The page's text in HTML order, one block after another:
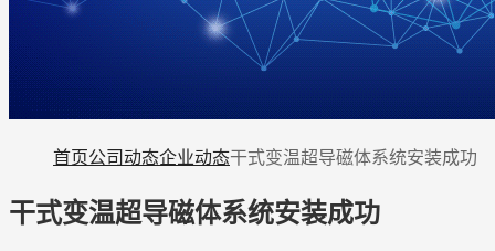
首页公司动态企业动态干式变温超导磁体系统安装成功
干式变温超导磁体系统安装成功